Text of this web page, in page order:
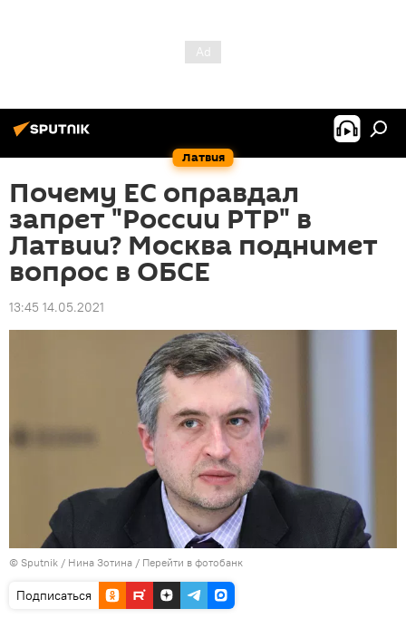
Латвия
Почему ЕС оправдал
запрет "России РТР" в
Латвии? Москва поднимет
вопрос в ОБСЕ
13:45 14.05.2021
© Sputnik / Нина Зотина / Перейти в фотобанк
Подписаться